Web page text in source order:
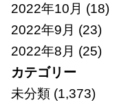
2022年10月 (18)
2022年9月 (23)
2022年8月 (25)
カテゴリー
未分類(1,373)